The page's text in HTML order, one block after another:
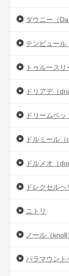
ダウニー（
テンピュール
トゥルース
ドリアデ（
ドリームベッ
ドルミール（
ドルメオ（
ドレクセルヘ
ニトリ
ノール（knoll
パラマウント